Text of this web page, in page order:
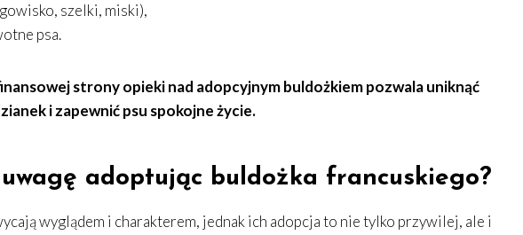
szelki, miski),
psa.
strony opieki nad adopcyjnym buldożkiem pozwala uniknąć
i zapewnić psu spokojne życie.
adoptując buldożka francuskiego?
wyglądem i charakterem, jednak ich adopcja to nie tylko przywilej, ale i